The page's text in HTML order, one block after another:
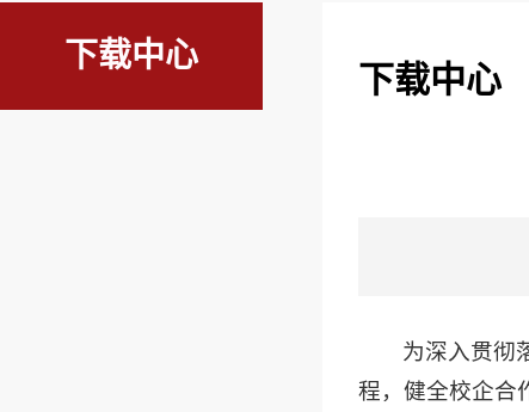
下载中心
下载中心
为深入贯彻
程，健全校企合